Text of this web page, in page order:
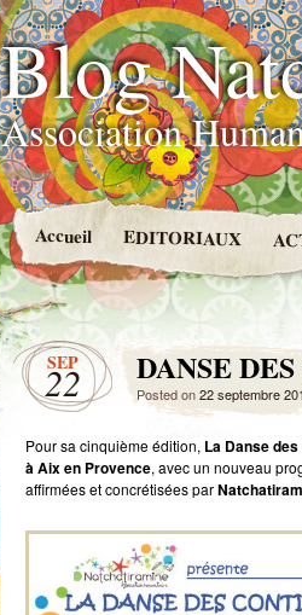
Blog
Association
Accueil EDITORIAUX
SEP
22 DANSE
Posted on22 septembre
Pour sa cinquième édition, La Danse
à Aix en Provence, avec un nouveau
affirmées et concrétisées par